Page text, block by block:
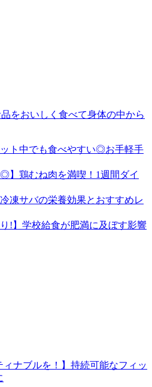
をおいしく食べて身体の中から
ット中でも食べやすい◎お手軽手
】鶏むね肉を満喫！1週間ダイ
凍サバの栄養効果とおすすめレ
!】学校給食が肥満に及ぼす影響
ィナブルを！】持続可能なフィッ